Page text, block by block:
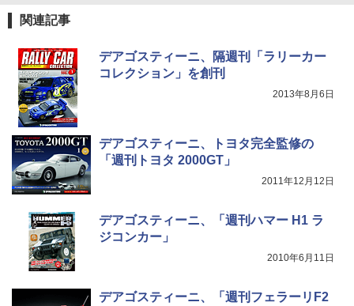
関連記事
デアゴスティーニ、隔週刊「ラリーカー
コレクション」を創刊
2013年8月6日
デアゴスティーニ、トヨタ完全監修の
「週刊トヨタ 2000GT」
2011年12月12日
デアゴスティーニ、「週刊ハマー H1 ラ
ジコンカー」
2010年6月11日
デアゴスティーニ、「週刊フェラーリF2